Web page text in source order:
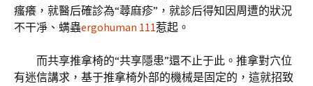
瘙癢，就醫后確診為“蕁麻疹”，就診后得知因周遭的狀況
不干凈、螨蟲ergohuman 111惹起。
而共享推拿椅的“共享隱患”還不止于此。推拿對穴位
有迷信講求，基于推拿椅外部的機械是固定的，這就招致